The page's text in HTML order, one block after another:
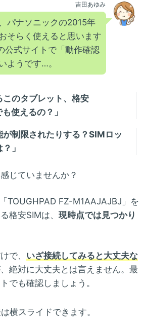
吉田あゆみ
パナソニックの2015年
そらく使えると思います
公式サイトで「動作確認
ようです…。
このタブレット、格安
使えるの？」
が制限されたりする？SIMロッ
」
じていませんか？
TOUGHPAD FZ-M1AAJAJBJ」を
格安SIMは、 現時点では見つかり
で、 いざ接続してみると大丈夫な
絶対に大丈夫とは言えません。最
でも確認しましょう。
横スライドできます。